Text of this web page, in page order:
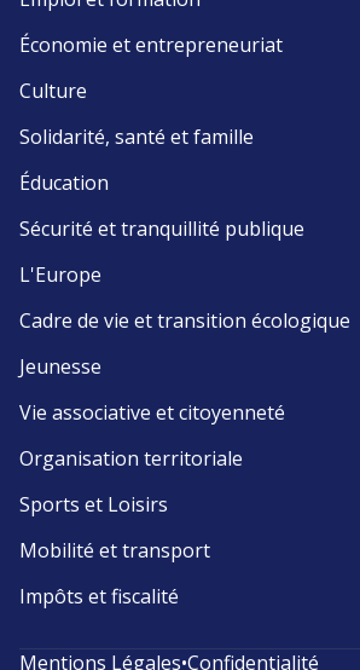
Économie et entrepreneuriat
Culture
Solidarité, santé et famille
Éducation
Sécurité et tranquillité publique
L'Europe
Cadre de vie et transition écologique
Jeunesse
Vie associative et citoyenneté
Organisation territoriale
Sports et Loisirs
Mobilité et transport
Impôts et fiscalité
Mentions Légales•Confidentialité